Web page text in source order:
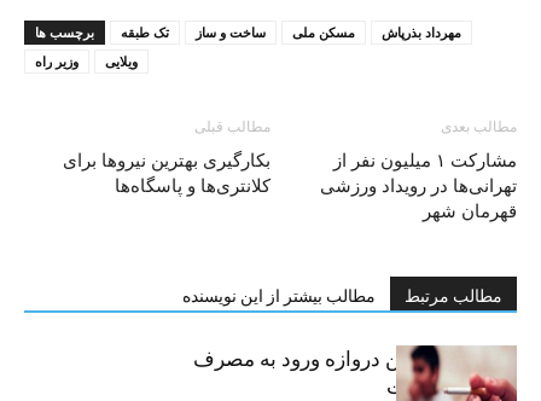
برچسب ها تک طبقه ساخت و ساز مسکن ملی
مهرداد بذرپاش
وزیر راه
ویلایی
مطالب قبلی
بکارگیری بهترین نیروها برای
کلانتری‌ها و پاسگاه‌ها
مطالب بعدی
مشارکت ۱ میلیون نفر از
تهرانی‌ها در رویداد ورزشی
قهرمان شهر
مطالب مرتبط مطالب بیشتر از این نویسنده
سیگار، مهمترین دروازه ورود به مصرف
موادمخدر است